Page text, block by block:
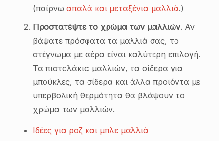
(παίρνω απαλά και μεταξένια μαλλιά.)
Προστατέψτε το χρώμα των μαλλιών. Αν
βάψατε πρόσφατα τα μαλλιά σας, το
στέγνωμα με αέρα είναι καλύτερη επιλογή.
Τα πιστολάκια μαλλιών, τα σίδερα για
μπούκλες, τα σίδερα και άλλα προϊόντα με
υπερβολική θερμότητα θα βλάψουν το
χρώμα των μαλλιών.
Ιδέες για ροζ και μπλε μαλλιά